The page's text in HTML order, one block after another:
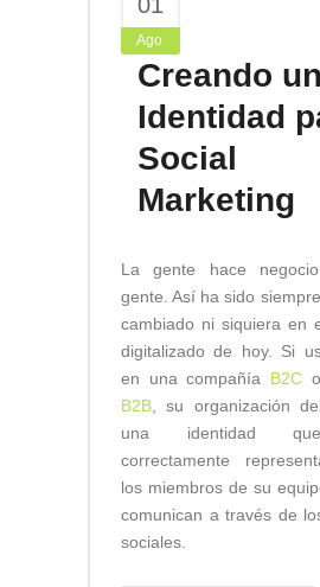
Ago
Creando
Identidad
Social
Marketing
La gente hace
gente. Así ha sido
cambiado ni siquiera en
digitalizado de hoy. Si
en una compañía B2C
B2B, su organización
una identidad
correctamente
los miembros de su
comunican a través de
sociales.